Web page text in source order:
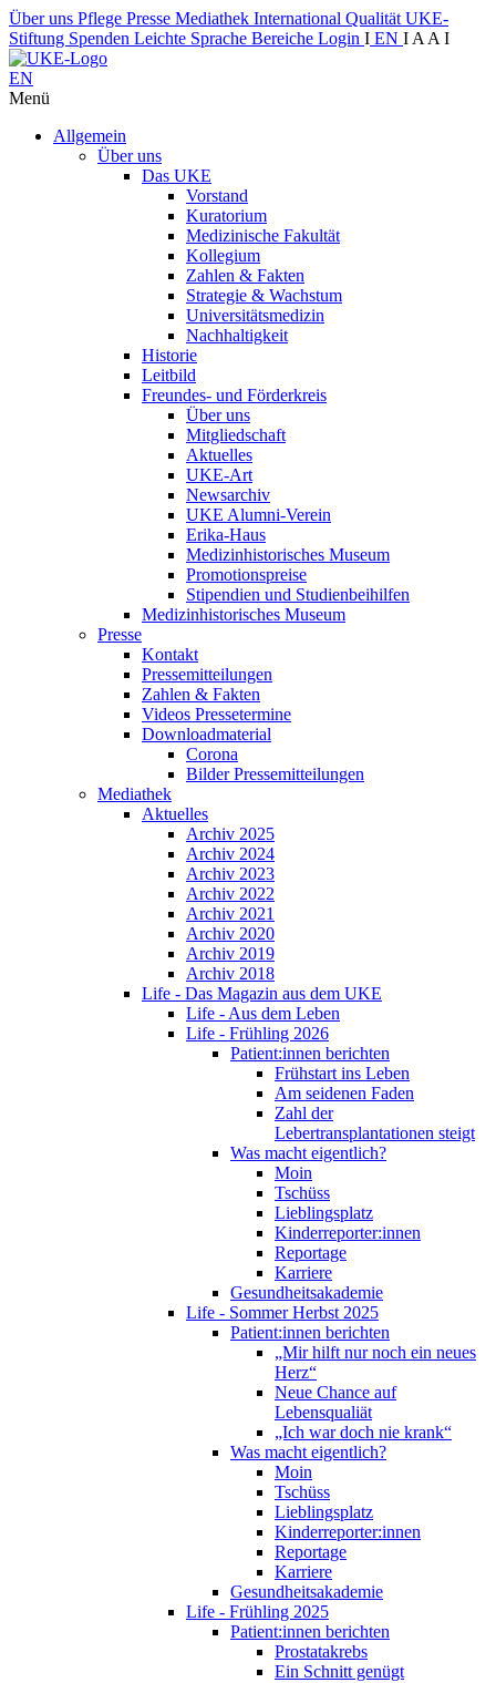
Über uns Pflege Presse Mediathek International Qualität UKE-
Stiftung Spenden Leichte Sprache Bereiche Login I EN I A A I
EN
Menü
Allgemein
Über uns
Das UKE
Vorstand
Kuratorium
Medizinische Fakultät
Kollegium
Zahlen & Fakten
Strategie & Wachstum
Universitätsmedizin
Nachhaltigkeit
Historie
Leitbild
Freundes- und Förderkreis
Über uns
Mitgliedschaft
Aktuelles
UKE-Art
Newsarchiv
UKE Alumni-Verein
Erika-Haus
Medizinhistorisches Museum
Promotionspreise
Stipendien und Studienbeihilfen
Medizinhistorisches Museum
Presse
Kontakt
Pressemitteilungen
Zahlen & Fakten
Videos Pressetermine
Downloadmaterial
Corona
Bilder Pressemitteilungen
Mediathek
Aktuelles
Archiv 2025
Archiv 2024
Archiv 2023
Archiv 2022
Archiv 2021
Archiv 2020
Archiv 2019
Archiv 2018
Life - Das Magazin aus dem UKE
Life - Aus dem Leben
Life - Frühling 2026
Patient:innen berichten
Frühstart ins Leben
Am seidenen Faden
Zahl der
Lebertransplantationen steigt
Was macht eigentlich?
Moin
Tschüss
Lieblingsplatz
Kinderreporter:innen
Reportage
Karriere
Gesundheitsakademie
Life - Sommer Herbst 2025
Patient:innen berichten
„Mir hilft nur noch ein neues
Herz“
Neue Chance auf
Lebensqualiät
„Ich war doch nie krank“
Was macht eigentlich?
Moin
Tschüss
Lieblingsplatz
Kinderreporter:innen
Reportage
Karriere
Gesundheitsakademie
Life - Frühling 2025
Patient:innen berichten
Prostatakrebs
Ein Schnitt genügt